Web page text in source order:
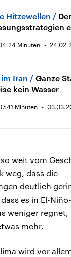
Hitzewellen
Minuten
Iran
Ganze
kein Wasser
Minuten
weit vom
weg, dass die
deutlich
es in El-
weniger
mehr.
wird vor